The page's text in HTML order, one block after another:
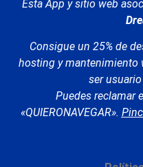
Esta App y sitio web
Consigue un 25% de
hosting y mantenimiento
ser
Puedes reclamar
«QUIERONAVEGAR».